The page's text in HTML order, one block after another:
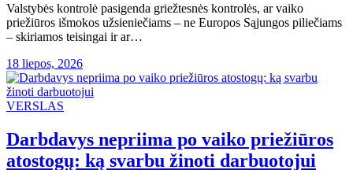
Valstybės kontrolė pasigenda griežtesnės kontrolės, ar vaiko
priežiūros išmokos užsieniečiams – ne Europos Sąjungos piliečiams
– skiriamos teisingai ir ar…
18 liepos, 2026
VERSLAS
Darbdavys nepriima po vaiko priežiūros
atostogų: ką svarbu žinoti darbuotojui